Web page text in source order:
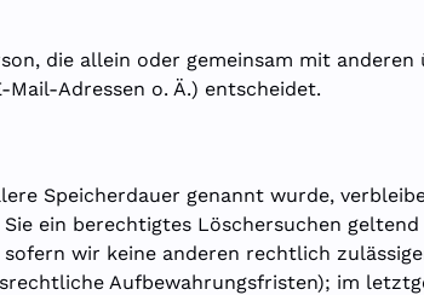
die allein oder gemeinsam mit anderen
Mail-Adressen o. Ä.) entscheidet.
Speicherdauer genannt wurde,
ein berechtigtes Löschersuchen
wir keine anderen rechtlich
Aufbewahrungsfristen); im